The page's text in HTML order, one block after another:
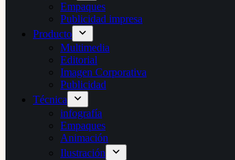
Empaques
Publicidad impresa
Producto
Multimedia
Editorial
Imagen Corporativa
Publicidad
Técnica
infografía
Empaques
Animación
Ilustración